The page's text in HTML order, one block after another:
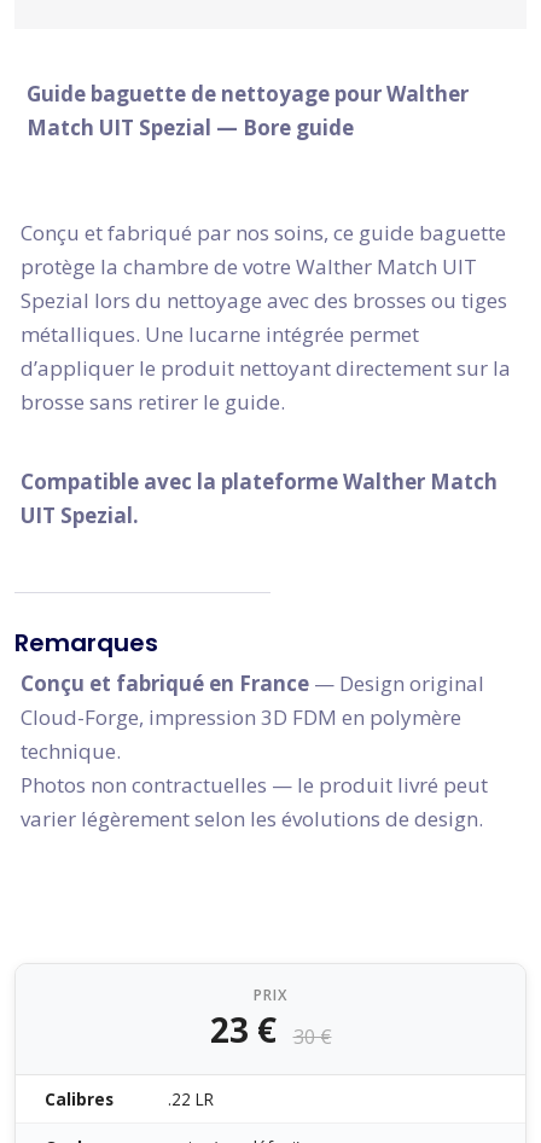
Guide baguette de nettoyage pour Walther
Match UIT Spezial — Bore guide
Conçu et fabriqué par nos soins, ce guide baguette
protège la chambre de votre Walther Match UIT
Spezial lors du nettoyage avec des brosses ou tiges
métalliques. Une lucarne intégrée permet
d’appliquer le produit nettoyant directement sur la
brosse sans retirer le guide.
Compatible avec la plateforme Walther Match
UIT Spezial.
Remarques
Conçu et fabriqué en France — Design original
Cloud-Forge, impression 3D FDM en polymère
technique.
Photos non contractuelles — le produit livré peut
varier légèrement selon les évolutions de design.
PRIX
23 € 30 €
Calibres .22 LR